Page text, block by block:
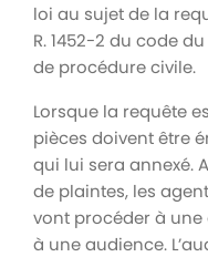
loi au sujet de la
R. 1452-2 du code
de procédure civile.
Lorsque la requête
pièces doivent être
qui lui sera annexé.
de plaintes, les
vont procéder à
à une audience.